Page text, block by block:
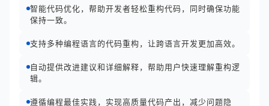
智能代码优化，帮助开发者轻松重构代码，同时确保功能
保持一致。
支持多种编程语言的代码重构，让跨语言开发更加高效。
自动提供改进建议和详细解释，帮助用户快速理解重构逻
辑。
遵循编程最佳实践，实现高质量代码产出，减少问题隐